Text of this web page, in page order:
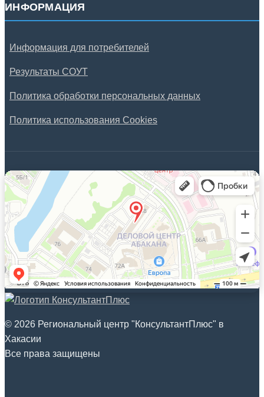
ИНФОРМАЦИЯ
Информация для потребителей
Результаты СОУТ
Политика обработки персональных данных
Политика использования Cookies
© 2026 Региональный центр "КонсультантПлюс" в
Хакасии
Все права защищены